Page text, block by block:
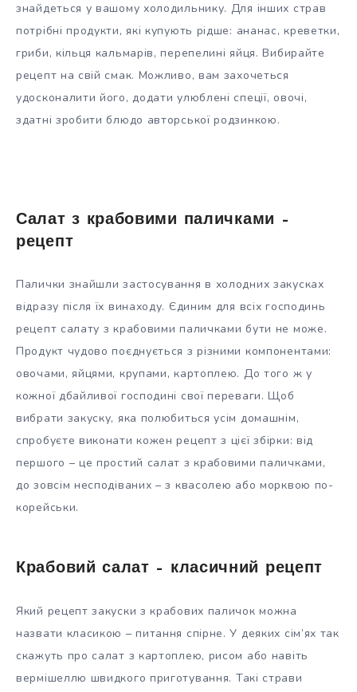
знайдеться у вашому холодильнику. Для інших страв
потрібні продукти, які купують рідше: ананас, креветки,
гриби, кільця кальмарів, перепелині яйця. Вибирайте
рецепт на свій смак. Можливо, вам захочеться
удосконалити його, додати улюблені спеції, овочі,
здатні зробити блюдо авторської родзинкою.
Салат з крабовими паличками –
рецепт
Палички знайшли застосування в холодних закусках
відразу після їх винаходу. Єдиним для всіх господинь
рецепт салату з крабовими паличками бути не може.
Продукт чудово поєднується з різними компонентами:
овочами, яйцями, крупами, картоплею. До того ж у
кожної дбайливої господині свої переваги. Щоб
вибрати закуску, яка полюбиться усім домашнім,
спробуєте виконати кожен рецепт з цієї збірки: від
першого – це простий салат з крабовими паличками,
до зовсім несподіваних – з квасолею або морквою по-
корейськи.
Крабовий салат – класичний рецепт
Який рецепт закуски з крабових паличок можна
назвати класикою – питання спірне. У деяких сім’ях так
скажуть про салат з картоплею, рисом або навіть
вермішеллю швидкого приготування. Такі страви